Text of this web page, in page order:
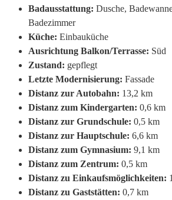
Badausstattung: Dusche,
Badezimmer
Küche: Einbauküche
Ausrichtung Balkon/Terrasse: Süd
Zustand: gepflegt
Letzte Modernisierung: Fassade
Distanz zur Autobahn: 13,2 km
Distanz zum Kindergarten: 0,6 km
Distanz zur Grundschule: 0,5 km
Distanz zur Hauptschule: 6,6 km
Distanz zum Gymnasium: 9,1 km
Distanz zum Zentrum: 0,5 km
Distanz zu Einkaufsmöglichkeiten:
Distanz zu Gaststätten: 0,7 km